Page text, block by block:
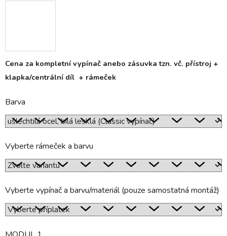
Cena za kompletní vypínač anebo zásuvka tzn. vč. přístroj +
klapka/centrální díl + rámeček
Barva
Vyberte rámeček a barvu
Vyberte vypínač a barvu/materiál (pouze samostatná montáž)